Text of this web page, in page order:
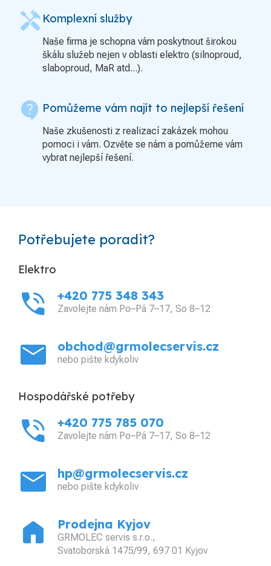
handyman Komplexní služby
Naše firma je schopna vám poskytnout širokou
škálu služeb nejen v oblasti elektro (silnoproud,
slaboproud, MaR atd...).
contact_support Pomůžeme vám najít to nejlepší řešení
Naše zkušenosti z realizací zakázek mohou
pomoci i vám. Ozvěte se nám a pomůžeme vám
vybrat nejlepší řešení.
Potřebujete poradit?
Elektro
phone_in_talk +420 775 348 343
Zavolejte nám Po–Pá 7–17, So 8–12
mail obchod@grmolecservis.cz
nebo pište kdykoliv
Hospodářské potřeby
phone_in_talk +420 775 785 070
Zavolejte nám Po–Pá 7–17, So 8–12
mail hp@grmolecservis.cz
nebo pište kdykoliv
home Prodejna Kyjov
GRMOLEC servis s.r.o.,
Svatoborská 1475/99, 697 01 Kyjov